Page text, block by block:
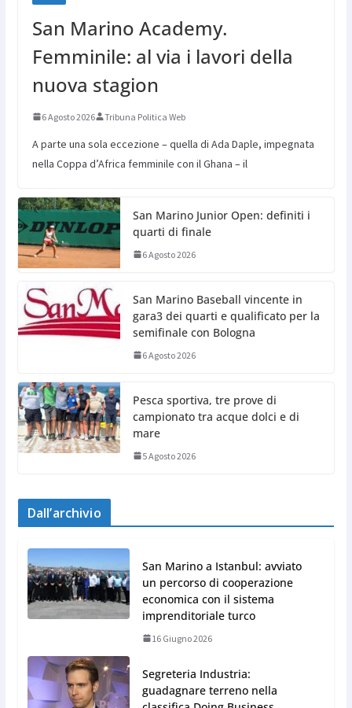
San Marino Academy.
Femminile: al via i lavori della
nuova stagion
6 Agosto 2026 Tribuna Politica Web
A parte una sola eccezione – quella di Ada Daple, impegnata
nella Coppa d’Africa femminile con il Ghana – il
San Marino Junior Open: definiti i
quarti di finale
6 Agosto 2026
San Marino Baseball vincente in
gara3 dei quarti e qualificato per la
semifinale con Bologna
6 Agosto 2026
Pesca sportiva, tre prove di
campionato tra acque dolci e di
mare
5 Agosto 2026
Dall’archivio
San Marino a Istanbul: avviato
un percorso di cooperazione
economica con il sistema
imprenditoriale turco
16 Giugno 2026
Segreteria Industria:
guadagnare terreno nella